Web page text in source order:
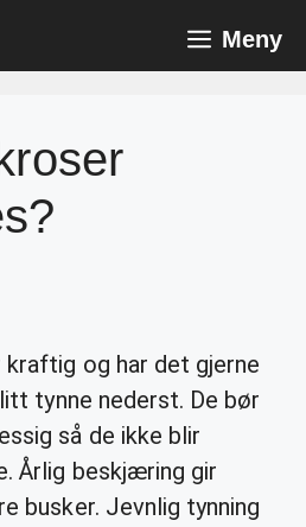
Meny
kraftig og har det gjerne
tynne nederst. De bør
så de ikke blir
Årlig beskjæring gir
busker. Jevnlig tynning